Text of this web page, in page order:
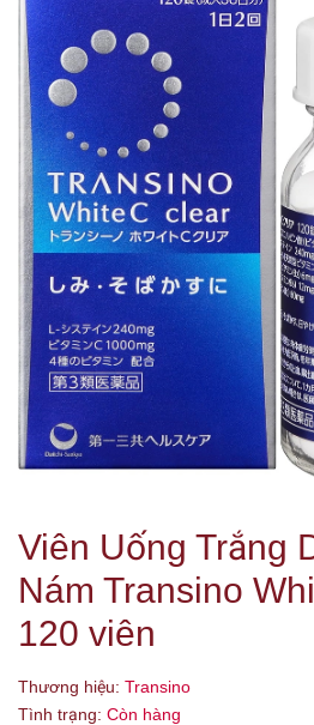
Viên Uống Trắng
Nám Transino
120 viên
Thương hiệu: Transino
Tình trạng: Còn hàng